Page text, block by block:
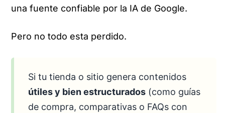
una fuente confiable por la IA de Google.
Pero no todo esta perdido.
Si tu tienda o sitio genera contenidos
útiles y bien estructurados (como guías
de compra, comparativas o FAQs con